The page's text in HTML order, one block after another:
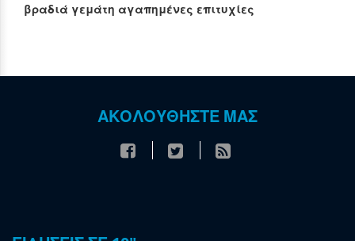
βραδιά γεμάτη αγαπημένες επιτυχίες
ΑΚΟΛΟΥΘΗΣΤΕ ΜΑΣ